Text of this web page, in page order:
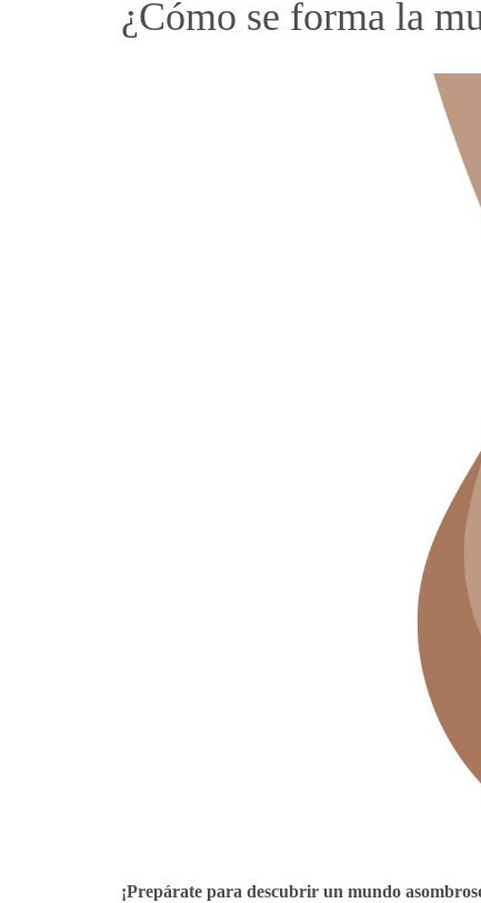
¿Cómo se forma la
¡Prepárate para descubrir un mundo